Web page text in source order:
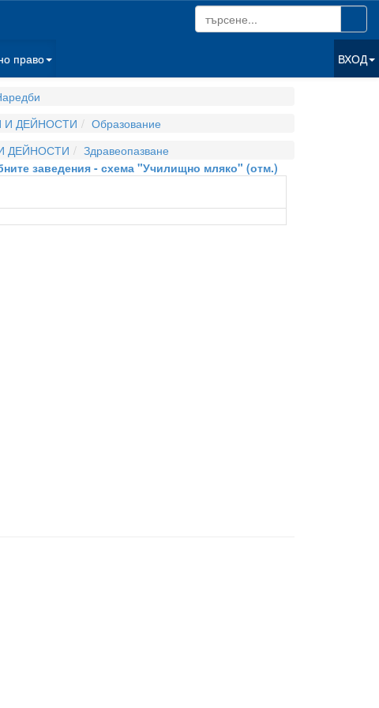
право ВХОД
И ДЕЙНОСТИ
Образование
ДЕЙНОСТИ
Здравеопазване
заведения - схема "Училищно мляко" (отм.)